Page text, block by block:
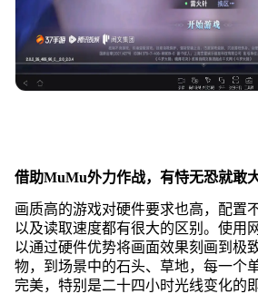
借助MuMu外力作战，有恃无恐就敢
画质高的游戏对硬件要求也高，配置
以及读取速度都有很大的区别。使用
以通过硬件优势将画面效果刻画到极
物，到场景中的石头、草地，每一个
完美，特别是二十四小时光线变化的